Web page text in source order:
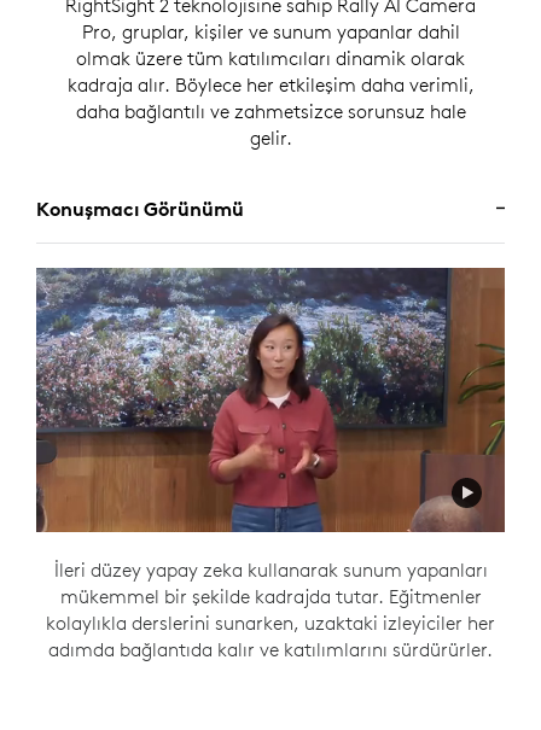
RightSight 2 teknolojisine sahip Rally AI Camera
Pro, gruplar, kişiler ve sunum yapanlar dahil
olmak üzere tüm katılımcıları dinamik olarak
kadraja alır. Böylece her etkileşim daha verimli,
daha bağlantılı ve zahmetsizce sorunsuz hale
gelir.
Konuşmacı Görünümü
İleri düzey yapay zeka kullanarak sunum yapanları
mükemmel bir şekilde kadrajda tutar. Eğitmenler
kolaylıkla derslerini sunarken, uzaktaki izleyiciler her
adımda bağlantıda kalır ve katılımlarını sürdürürler.